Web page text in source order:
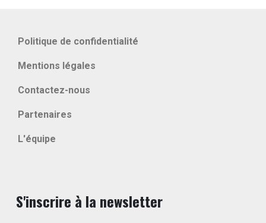
Politique de confidentialité
Mentions légales
Contactez-nous
Partenaires
L'équipe
S'inscrire à la newsletter